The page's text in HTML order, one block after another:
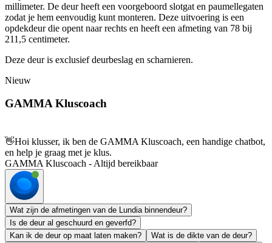
millimeter. De deur heeft een voorgeboord slotgat en paumellegaten
zodat je hem eenvoudig kunt monteren. Deze uitvoering is een
opdekdeur die opent naar rechts en heeft een afmeting van 78 bij
211,5 centimeter.
Deze deur is exclusief deurbeslag en scharnieren.
Nieuw
GAMMA Kluscoach
👋Hoi klusser, ik ben de GAMMA Kluscoach, een handige chatbot,
en help je graag met je klus.
GAMMA Kluscoach - Altijd bereikbaar
Wat zijn de afmetingen van de Lundia binnendeur?
Is de deur al geschuurd en geverfd?
Kan ik de deur op maat laten maken?
Wat is de dikte van de deur?